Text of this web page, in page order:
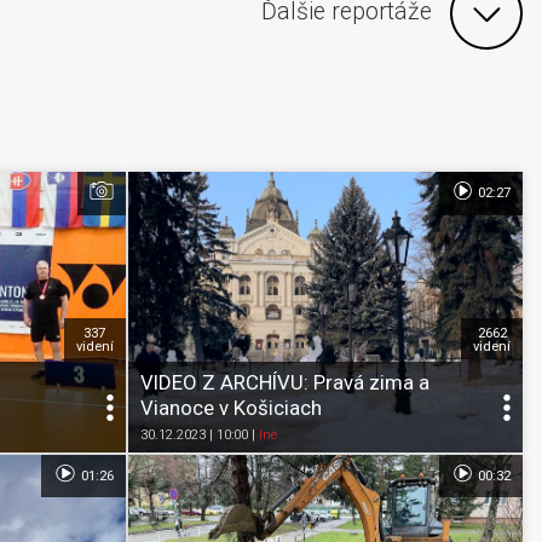
Ďalšie reportáže
Zdieľať
337
videní
VIDEO Z ARCHÍVU: Pravá zima a
Vianoce v Košiciach
30.12.2023 | 10:00| Iné
2662
videní
02:27
01:26 00:32